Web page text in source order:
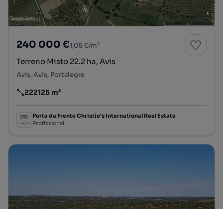
240 000 €1,08 €/m²
Terreno Misto 22.2 ha, Avis
Avis, Avis, Portalegre
Preço por metro quadrado
222125 m²
Porta da Frente Christie's International Real Estate
Profissional